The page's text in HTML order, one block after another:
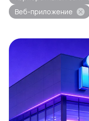
Веб-приложение